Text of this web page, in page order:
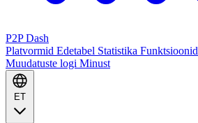
P2P Dash
Platvormid Edetabel Statistika Funktsioonid
Muudatuste logi Minust
ET